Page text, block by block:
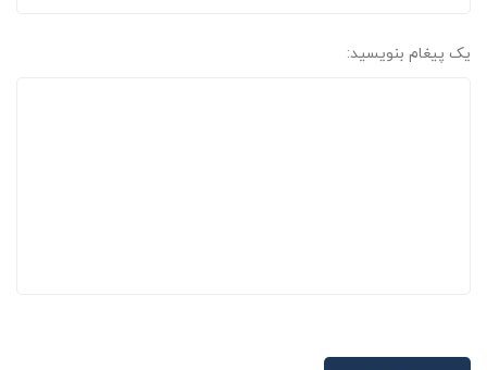
یک پیغام بنویسید: